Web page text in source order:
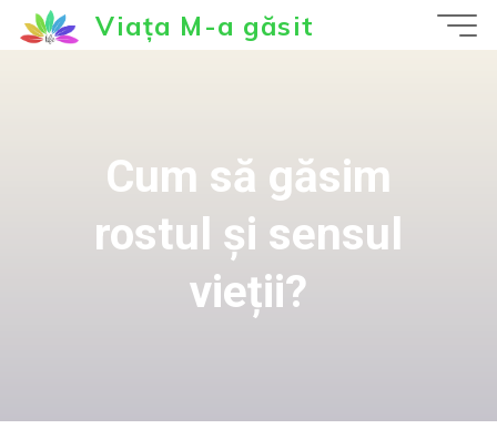
Sari
Viața M-a găsit
Cum să găsim
rostul și sensul
vieții?